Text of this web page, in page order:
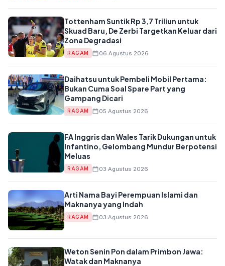
Tottenham Suntik Rp 3,7 Triliun untuk
Skuad Baru, De Zerbi Targetkan Keluar dari
Zona Degradasi
RAGAM 06 Agustus 2026
Daihatsu untuk Pembeli Mobil Pertama:
Bukan Cuma Soal Spare Part yang
Gampang Dicari
RAGAM 05 Agustus 2026
FA Inggris dan Wales Tarik Dukungan untuk
Infantino, Gelombang Mundur Berpotensi
Meluas
RAGAM 03 Agustus 2026
Arti Nama Bayi Perempuan Islami dan
Maknanya yang Indah
RAGAM 03 Agustus 2026
Weton Senin Pon dalam Primbon Jawa:
Watak dan Maknanya